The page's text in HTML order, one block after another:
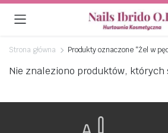
Strona główna Produkty oznaczone “Żel w
Nie znaleziono produktów, których